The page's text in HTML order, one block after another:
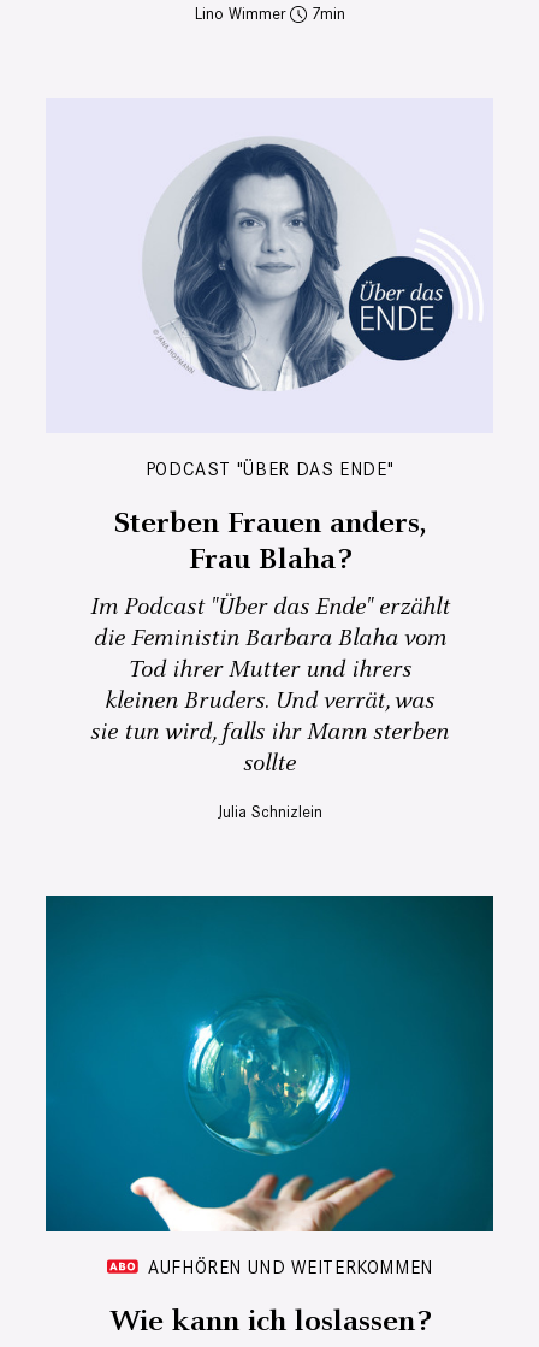
Lino Wimmer 7
PODCAST "ÜBER DAS ENDE"
Sterben Frauen anders,
Frau Blaha?
Im Podcast "Über das Ende" erzählt
die Feministin Barbara Blaha vom
Tod ihrer Mutter und ihrers
kleinen Bruders. Und verrät, was
sie tun wird, falls ihr Mann sterben
sollte
Julia Schnizlein
AUFHÖREN UND WEITERKOMMEN
Wie kann ich loslassen?